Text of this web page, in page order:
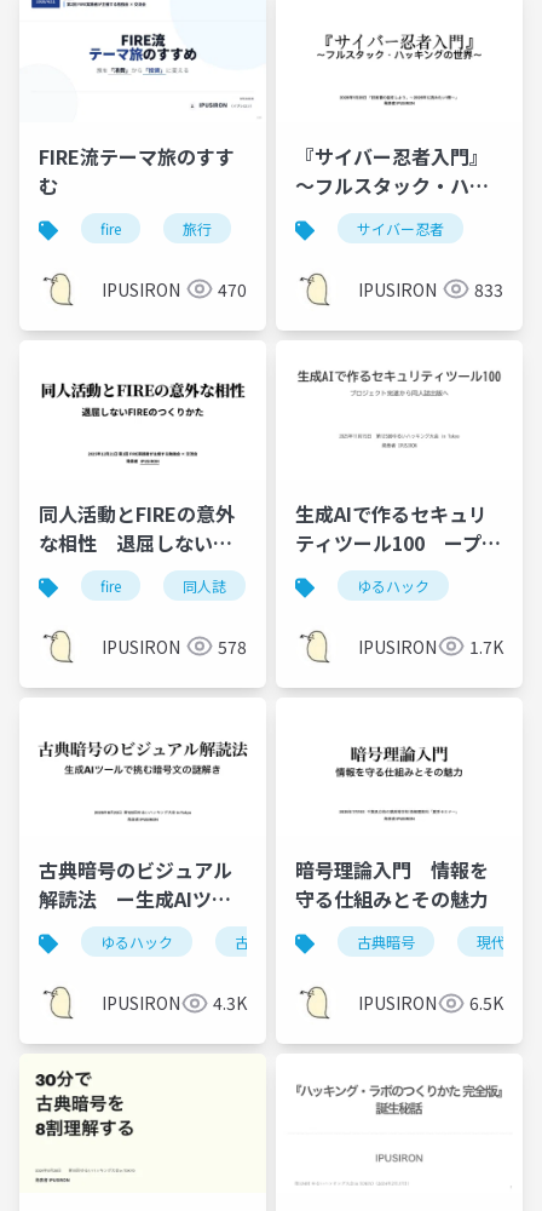
FIRE流テーマ旅のすす
む
fire 旅行 読書
IPUSIRON 470
『サイバー忍者入門』
～フルスタック・ハッ
キングの世界～
サイバー忍者
IPUSIRON 833
同人活動とFIREの意外
な相性 退屈しない
FIREのつくりかた
fire 同人誌
IPUSIRON 578
生成AIで作るセキュリ
ティツール100 ープロ
ジェクト完遂から同人
誌出版へー
ゆるハック
IPUSIRON 1.7K
古典暗号のビジュアル
解読法 ー生成AIツー
ルで挑む暗号文の謎解
きー
ゆるハック 古典暗号 暗号解読
IPUSIRON 4.3K
暗号理論入門 情報を
守る仕組みとその魅力
古典暗号 現代暗号
IPUSIRON 6.5K